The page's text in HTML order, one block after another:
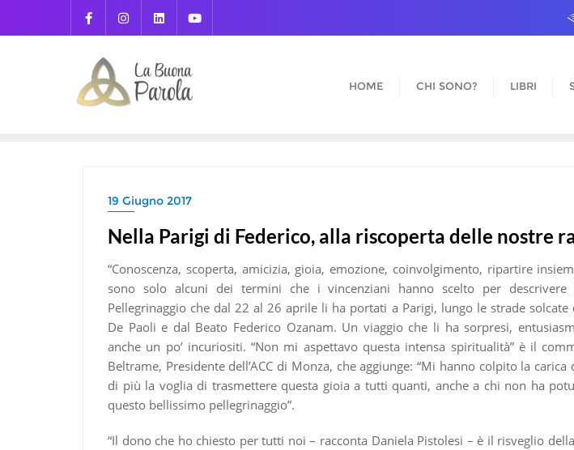
HOME CHI SONO? LIBRI
19 Giugno 2017
Nella Parigi di Federico, alla riscoperta delle nostre
“Conoscenza, scoperta, amicizia, gioia, emozione, coinvolgimento, ripartire
sono solo alcuni dei termini che i vincenziani hanno scelto per descrivere
Pellegrinaggio che dal 22 al 26 aprile li ha portati a Parigi, lungo le strade solcate
De Paoli e dal Beato Federico Ozanam. Un viaggio che li ha sorpresi,
anche un po’ incuriositi. “Non mi aspettavo questa intensa spiritualità” è il
Beltrame, Presidente dell’ACC di Monza, che aggiunge: “Mi hanno colpito la
di più la voglia di trasmettere questa gioia a tutti quanti, anche a chi non ha
questo bellissimo pellegrinaggio”.
“Il dono che ho chiesto per tutti noi – racconta Daniela Pistolesi – è il risveglio